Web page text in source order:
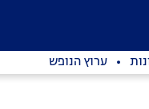
ערוץ הנופש